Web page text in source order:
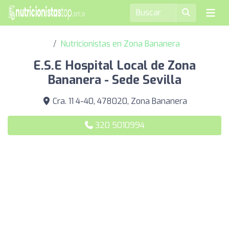
Nutricionistas en Zona Bananera
E.S.E Hospital Local de Zona
Bananera - Sede Sevilla
Cra. 11 4-40, 478020, Zona Bananera
320 5010994